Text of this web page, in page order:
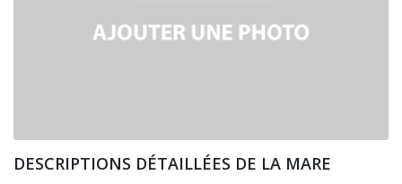
DESCRIPTIONS DÉTAILLÉES DE LA MARE